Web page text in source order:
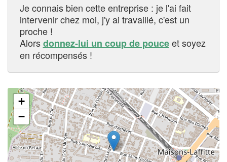
Je connais bien cette entreprise : je l'ai fait
intervenir chez moi, j'y ai travaillé, c'est un
proche !
Alorsdonnez-lui un coup de pouceet soyez
en récompensés !
+
−
✕